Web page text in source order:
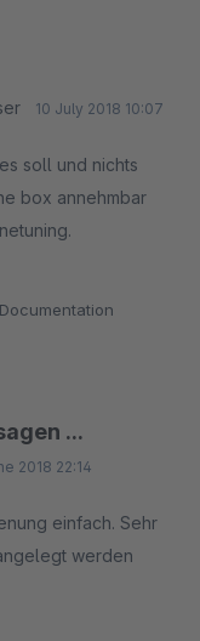
10 July 2018 10:07
soll und nichts
box annehmbar
Documentation
...
2018 22:14
einfach. Sehr
werden